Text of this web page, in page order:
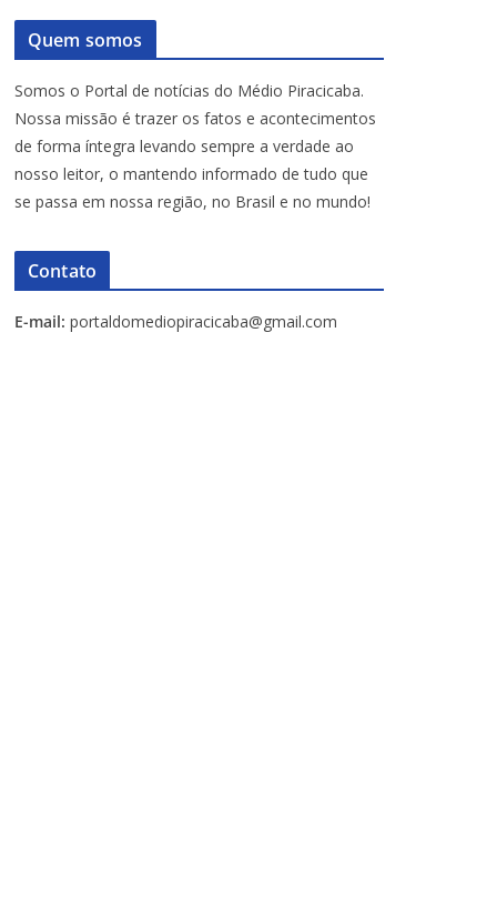
Quem somos
Somos o Portal de notícias do Médio Piracicaba.
Nossa missão é trazer os fatos e acontecimentos
de forma íntegra levando sempre a verdade ao
nosso leitor, o mantendo informado de tudo que
se passa em nossa região, no Brasil e no mundo!
Contato
E-mail: portaldomediopiracicaba@gmail.com